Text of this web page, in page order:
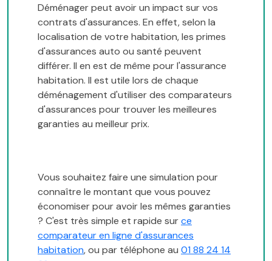
Déménager peut avoir un impact sur vos
contrats d'assurances. En effet, selon la
localisation de votre habitation, les primes
d'assurances auto ou santé peuvent
différer. Il en est de même pour l'assurance
habitation. Il est utile lors de chaque
déménagement d'utiliser des comparateurs
d'assurances pour trouver les meilleures
garanties au meilleur prix.
Vous souhaitez faire une simulation pour
connaître le montant que vous pouvez
économiser pour avoir les mêmes garanties
? C'est très simple et rapide surce
comparateur en ligne d'assurances
habitation, ou par téléphone au 01 88 24 14